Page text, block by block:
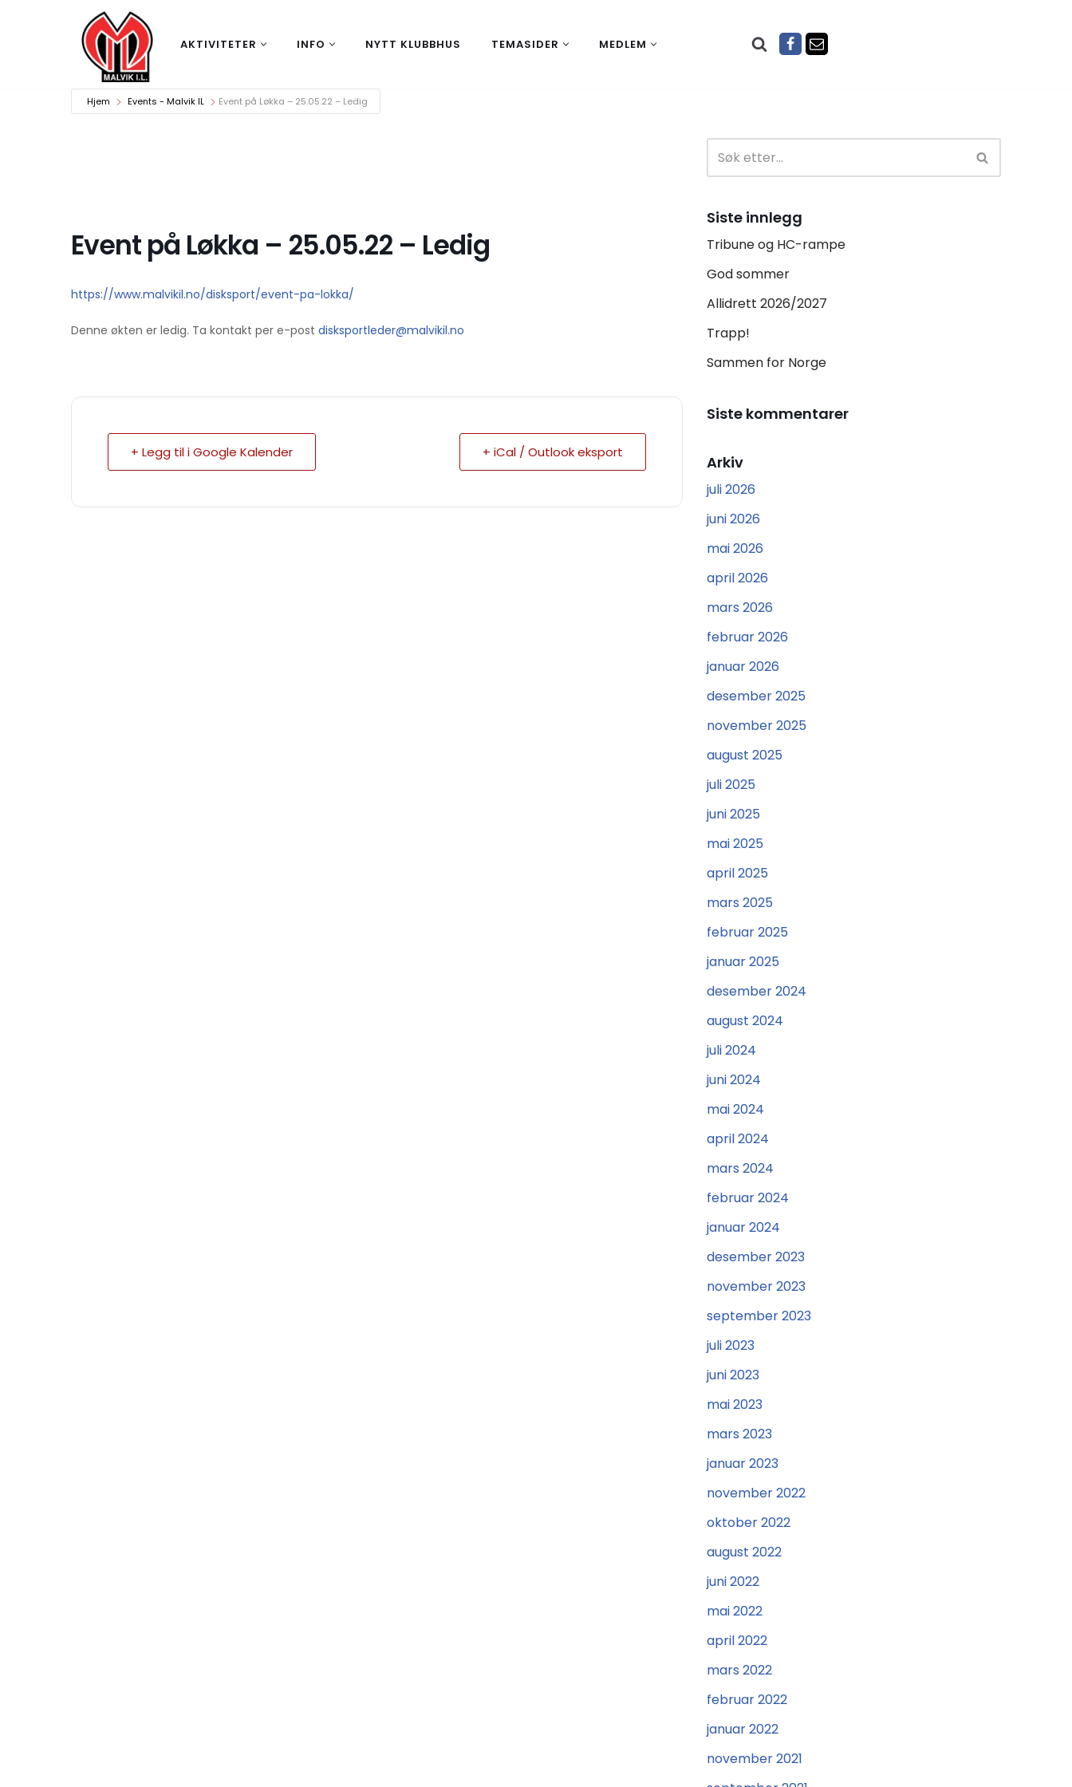
AKTIVITETER INFO NYTT KLUBBHUS TEMASIDER MEDLEM
Hjem Events - Malvik IL Event på Løkka – 25.05.22 – Ledig
Event på Løkka – 25.05.22 – Ledig
https://www.malvikil.no/disksport/event-pa-lokka/
Denne økten er ledig. Ta kontakt per e-post disksportleder@malvikil.no
+ Legg til i Google Kalender + iCal / Outlook eksport
Siste innlegg
Tribune og HC-rampe
God sommer
Allidrett 2026/2027
Trapp!
Sammen for Norge
Siste kommentarer
Arkiv
juli 2026
juni 2026
mai 2026
april 2026
mars 2026
februar 2026
januar 2026
desember 2025
november 2025
august 2025
juli 2025
juni 2025
mai 2025
april 2025
mars 2025
februar 2025
januar 2025
desember 2024
august 2024
juli 2024
juni 2024
mai 2024
april 2024
mars 2024
februar 2024
januar 2024
desember 2023
november 2023
september 2023
juli 2023
juni 2023
mai 2023
mars 2023
januar 2023
november 2022
oktober 2022
august 2022
juni 2022
mai 2022
april 2022
mars 2022
februar 2022
januar 2022
november 2021